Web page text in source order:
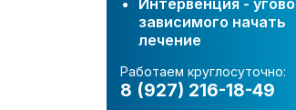
Интервенция -
зависимого начать
лечение
Работаем круглосуточно:
8 (927) 216-18-49